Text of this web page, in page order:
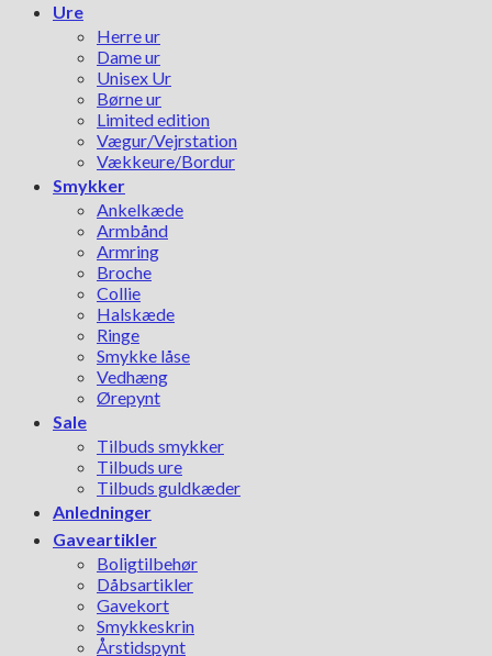
Ure
Herre ur
Dame ur
Unisex Ur
Børne ur
Limited edition
Vægur/Vejrstation
Vækkeure/Bordur
Smykker
Ankelkæde
Armbånd
Armring
Broche
Collie
Halskæde
Ringe
Smykke låse
Vedhæng
Ørepynt
Sale
Tilbuds smykker
Tilbuds ure
Tilbuds guldkæder
Anledninger
Gaveartikler
Boligtilbehør
Dåbsartikler
Gavekort
Smykkeskrin
Årstidspynt